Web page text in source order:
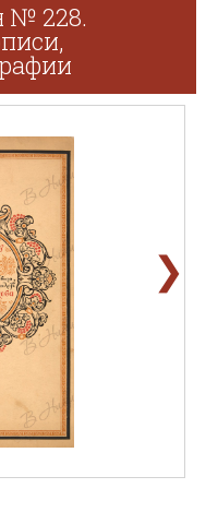
№ 228.
❯